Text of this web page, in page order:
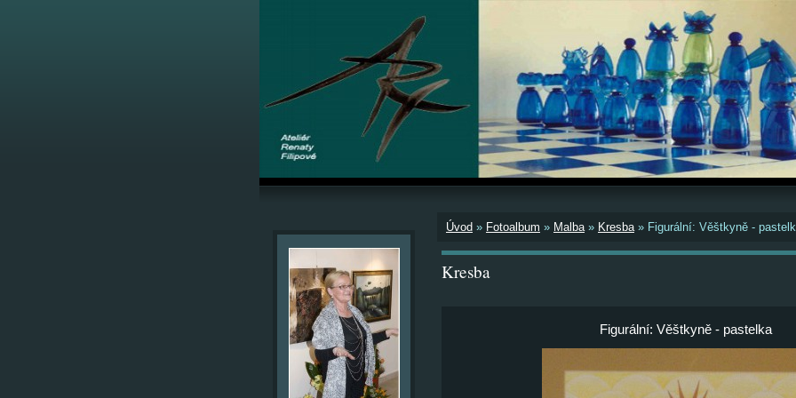
Úvod » Fotoalbum » Malba» Kresba» Figurální: Věštkyně -
Kresba
Figurální: Věštkyně - pastelka